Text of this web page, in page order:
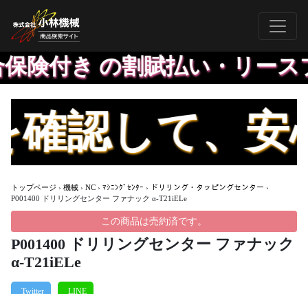
の割賦払い・リースプ
して、安心
トップページ › 機械 › NC › ﾏｼﾆﾝｸﾞｾﾝﾀｰ › ドリリング・タッピングセンター ›
P001400 ドリリングセンター ファナック α-T21iELe
この商品は売約済です。
P001400 ドリリングセンター ファナック
α-T21iELe